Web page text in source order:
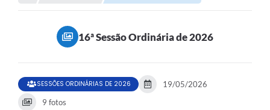
16ª Sessão Ordinária de 2026
SESSÕES ORDINÁRIAS DE 2026
19/05/2026
9 fotos